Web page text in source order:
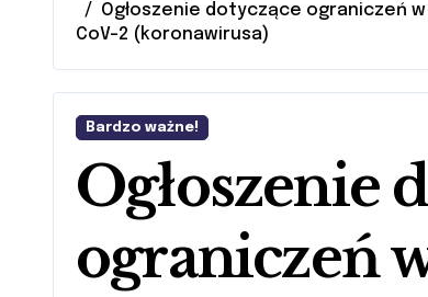
Ogłoszenie dotyczące ograniczeń
CoV-2 (koronawirusa)
Bardzo ważne!
Ogłoszenie
ograniczeń